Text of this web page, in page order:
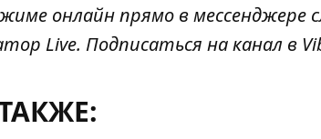
онлайн прямо в мессенджере
Live. Подписаться на канал в